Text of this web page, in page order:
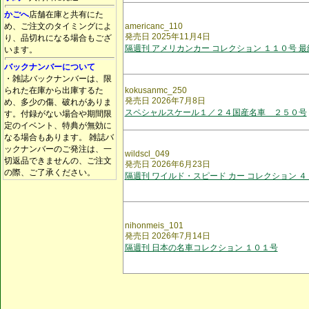
かごへ店舗在庫と共有にた
め、ご注文のタイミングによ
り、品切れになる場合もござ
います。
バックナンバーについて
・雑誌バックナンバーは、限
られた在庫から出庫するた
め、多少の傷、破れがありま
す。付録がない場合や期間限
定のイベント、特典が無効に
なる場合もあります。 雑誌バ
ックナンバーのご発注は、一
切返品できませんの、ご注文
の際、ご了承ください。
americanc_110
発売日 2025年11月4日
隔週刊 アメリカンカー コレクション １１０号 最
kokusanmc_250
発売日 2026年7月8日
スペシャルスケール１／２４国産名車 ２５０号
wildscl_049
発売日 2026年6月23日
隔週刊 ワイルド・スピード カー コレクション ４
nihonmeis_101
発売日 2026年7月14日
隔週刊 日本の名車コレクション １０１号